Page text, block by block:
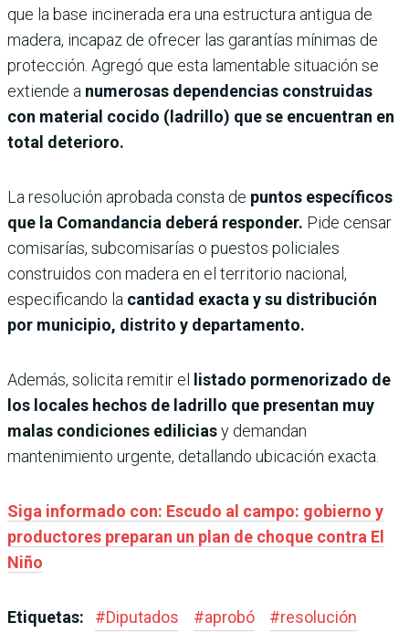
que la base incinerada era una estructura antigua de
madera, incapaz de ofrecer las garantías mínimas de
protección. Agregó que esta lamentable situación se
extiende a numerosas dependencias construidas
con material cocido (ladrillo) que se encuentran en
total deterioro.
La resolución aprobada consta de puntos específicos
que la Comandancia deberá responder. Pide censar
comisarías, subcomisarías o puestos policiales
construidos con madera en el territorio nacional,
especificando la cantidad exacta y su distribución
por municipio, distrito y departamento.
Además, solicita remitir el
listado pormenorizado de
los locales hechos de ladrillo que presentan muy
malas condiciones ediliciasy demandan
mantenimiento urgente, detallando ubicación exacta.
Siga informado con: Escudo al campo: gobierno y
productores preparan un plan de choque contra El
Niño
Etiquetas: #Diputados #aprobó #resolución